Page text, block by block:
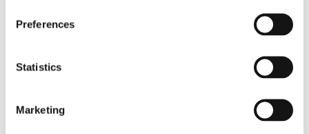
Preferences
Statistics
Marketing